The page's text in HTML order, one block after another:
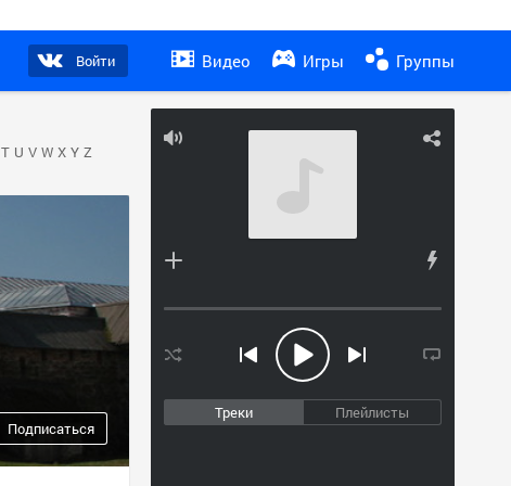
Войти Видео Игры Группы
Треки Плейлисты
T U V W X Y Z
Подписаться